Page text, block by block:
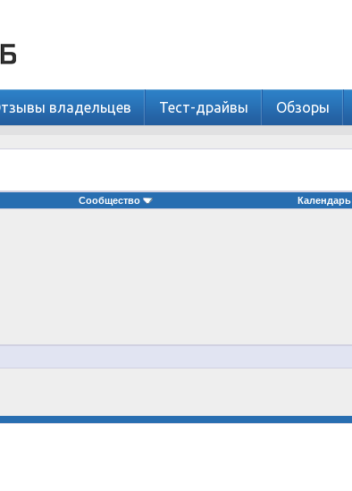
владельцев Тест-драйвы Обзоры
Сообщество Календарь